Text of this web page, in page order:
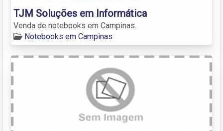
TJM Soluções em Informática
Venda de notebooks em Campinas.
Notebooks em Campinas